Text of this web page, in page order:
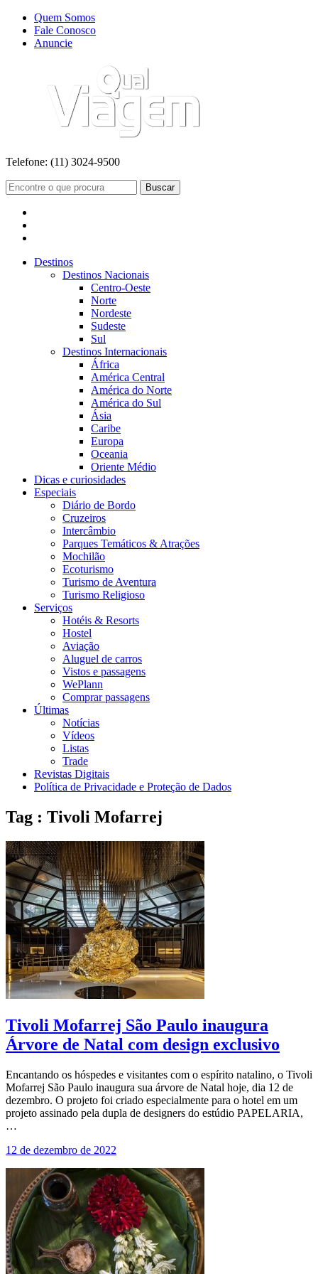
Quem Somos
Fale Conosco
Anuncie
Telefone: (11) 3024-9500
Buscar
Destinos
Destinos Nacionais
Centro-Oeste
Norte
Nordeste
Sudeste
Sul
Destinos Internacionais
África
América Central
América do Norte
América do Sul
Ásia
Caribe
Europa
Oceania
Oriente Médio
Dicas e curiosidades
Especiais
Diário de Bordo
Cruzeiros
Intercâmbio
Parques Temáticos & Atrações
Mochilão
Ecoturismo
Turismo de Aventura
Turismo Religioso
Serviços
Hotéis & Resorts
Hostel
Aviação
Aluguel de carros
Vistos e passagens
WePlann
Comprar passagens
Últimas
Notícias
Vídeos
Listas
Trade
Revistas Digitais
Política de Privacidade e Proteção de Dados
Tag : Tivoli Mofarrej
Tivoli Mofarrej São Paulo inaugura
Árvore de Natal com design exclusivo
Encantando os hóspedes e visitantes com o espírito natalino, o Tivoli
Mofarrej São Paulo inaugura sua árvore de Natal hoje, dia 12 de
dezembro. O projeto foi criado especialmente para o hotel em um
projeto assinado pela dupla de designers do estúdio PAPELARIA,
…
12 de dezembro de 2022